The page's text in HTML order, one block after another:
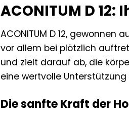
ACONITUM D
ACONITUM D 12,
vor allem bei plötzlich
und zielt darauf ab, die
eine wertvolle Unterstützung
Die sanfte Kraft der